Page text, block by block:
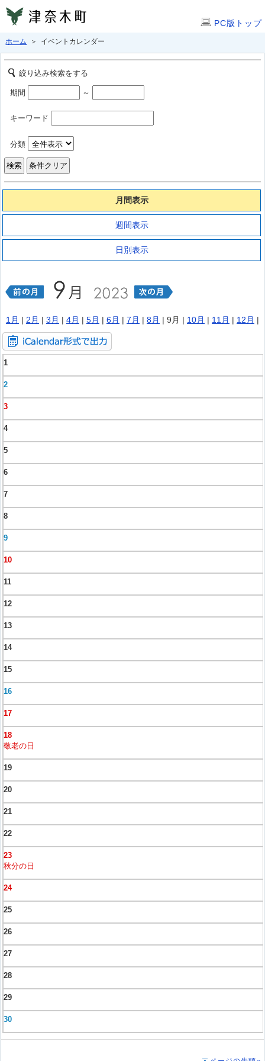
PC版トップ
ホーム ＞ イベントカレンダー
絞り込み検索をする
期間 ～
キーワード
分類
月間表示
週間表示
日別表示
1月 | 2月 | 3月 | 4月 | 5月 | 6月 | 7月 | 8月 | 9月 | 10月 | 11月 | 12月 |
1
2
3
4
5
6
7
8
9
10
11
12
13
14
15
16
17
18
敬老の日
19
20
21
22
23
秋分の日
24
25
26
27
28
29
30